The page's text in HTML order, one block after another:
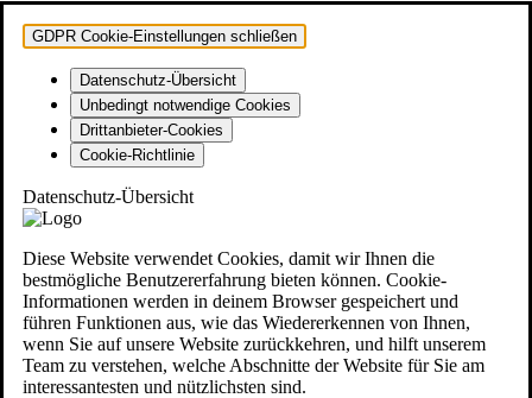
GDPR Cookie-Einstellungen schließen
Datenschutz-Übersicht
Unbedingt notwendige Cookies
Drittanbieter-Cookies
Cookie-Richtlinie
Datenschutz-Übersicht
Diese Website verwendet Cookies, damit wir Ihnen die
bestmögliche Benutzererfahrung bieten können. Cookie-
Informationen werden in deinem Browser gespeichert und
führen Funktionen aus, wie das Wiedererkennen von Ihnen,
wenn Sie auf unsere Website zurückkehren, und hilft unserem
Team zu verstehen, welche Abschnitte der Website für Sie am
interessantesten und nützlichsten sind.